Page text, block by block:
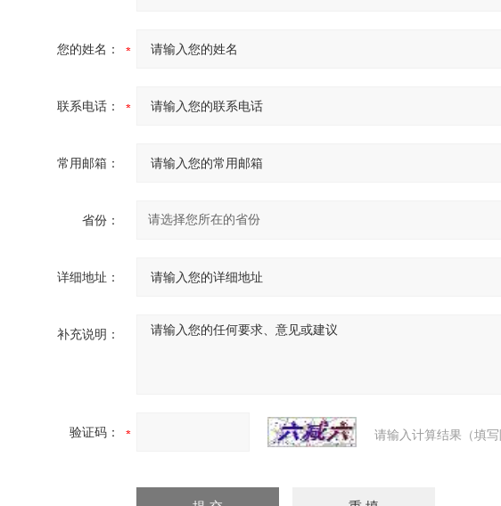
您的姓名：
联系电话：
常用邮箱：
省份：
详细地址：
补充说明：
验证码： 请输入计算结果（填